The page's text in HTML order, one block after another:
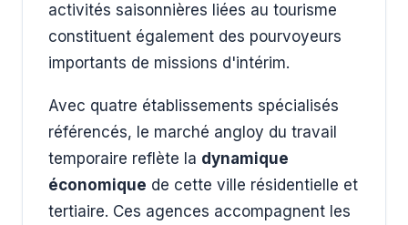
activités saisonnières liées au tourisme
constituent également des pourvoyeurs
importants de missions d'intérim.
Avec quatre établissements spécialisés
référencés, le marché angloy du travail
temporaire reflète la dynamique
économique de cette ville résidentielle et
tertiaire. Ces agences accompagnent les